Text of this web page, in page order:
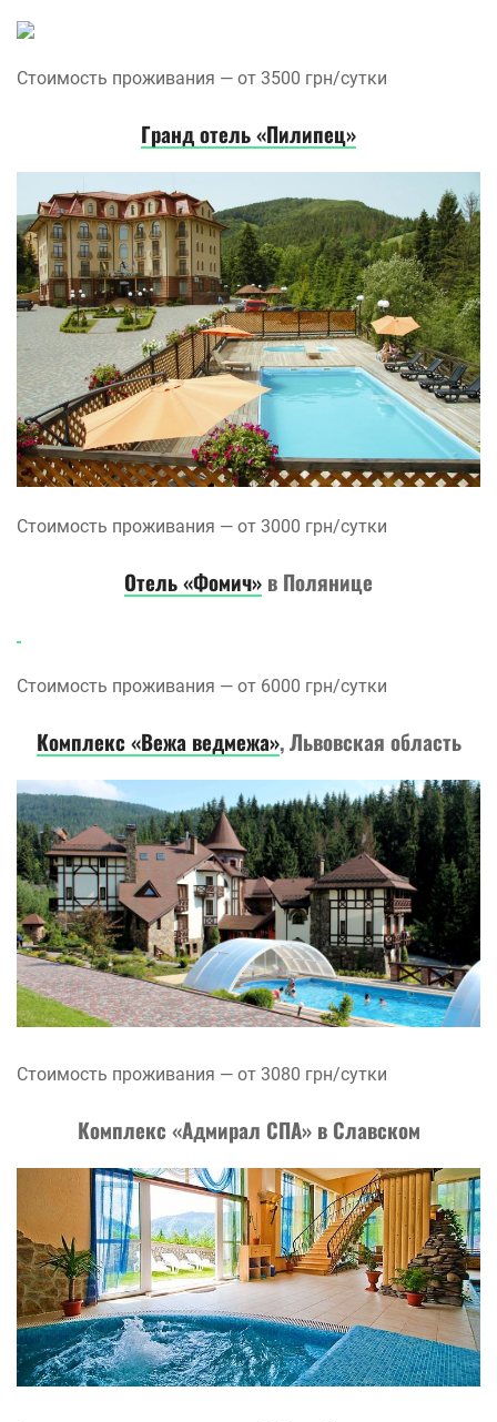
Стоимость проживания — от 3500 грн/сутки
Гранд отель «Пилипец»
Стоимость проживания — от 3000 грн/сутки
Отель «Фомич» в Полянице
Стоимость проживания — от 6000 грн/сутки
Комплекс «Вежа ведмежа», Львовская область
Стоимость проживания — от 3080 грн/сутки
Комплекс «Адмирал СПА» в Славском